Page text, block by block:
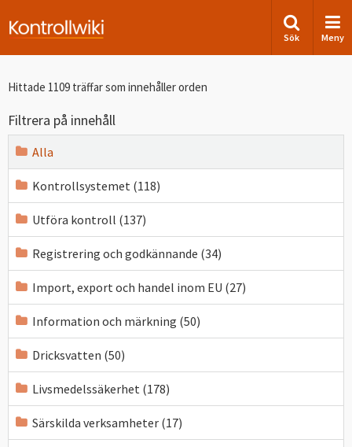
Sök Meny
Hittade 1109 träffar som innehåller orden
Filtrera på innehåll
Alla
Kontrollsystemet (118)
Utföra kontroll (137)
Registrering och godkännande (34)
Import, export och handel inom EU (27)
Information och märkning (50)
Dricksvatten (50)
Livsmedelssäkerhet (178)
Särskilda verksamheter (17)